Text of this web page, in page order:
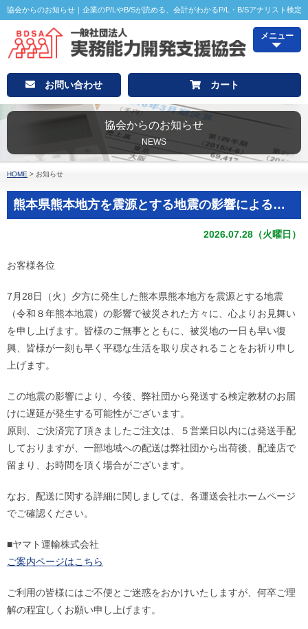
協会からのお知らせ｜企業のP/LやB/Sが読める、会計がわかるP/L・B/Sアナリスト検定
メニュー
お問い合わせ カート
協会からのお知らせ
NEWS
HOME > お知らせ
熊本県熊本地方を震源とする地震の影響によるお荷物のお届けについて
2026.07.28（火曜日）
お客様各位
7月28日（火）夕方に発生した熊本県熊本地方を震源とする地震
（令和８年熊本地震）の影響で被災された方々に、心よりお見舞い
を申し上げます。皆様のご無事とともに、被災地の一日も早い復
興、皆様が一刻も早く平穏な生活を取り戻されることをお祈り申し
上げます。
この地震の影響により、今後、弊社団から発送する検定教材のお届
けに遅延が発生する可能性がございます。
原則、ご決済完了頂きましたご注文は、５営業日以内には発送手配
しておりますが、一部地域への配送は弊社団から出荷後、配達店で
留まり、お時間を頂く場合がございます。
なお、配送に関する詳細に関しましては、各運送会社ホームページ
でご確認ください。
■ヤマト運輸株式会社
ご案内ページはこちら
ご利用の皆様にはご不便とご迷惑をおかけいたしますが、何卒ご理
解の程宜しくお願い申し上げます。